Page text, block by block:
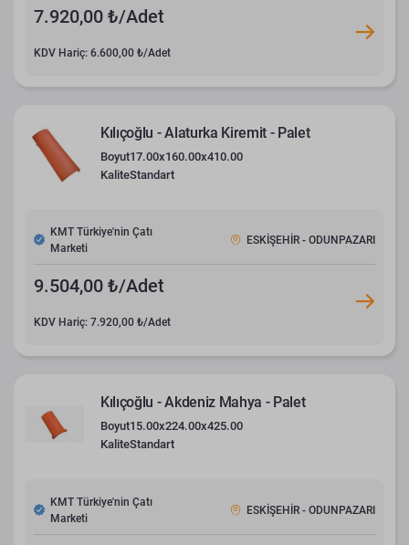
7.920,00 ₺/Adet
KDV Hariç: 6.600,00 ₺/Adet
Kılıçoğlu - Alaturka Kiremit - Palet
Boyut17.00x160.00x410.00
KaliteStandart
KMT Türkiye'nin Çatı
Marketi
ESKİŞEHİR - ODUNPAZARI
9.504,00 ₺/Adet
KDV Hariç: 7.920,00 ₺/Adet
Kılıçoğlu - Akdeniz Mahya - Palet
Boyut15.00x224.00x425.00
KaliteStandart
KMT Türkiye'nin Çatı
Marketi
ESKİŞEHİR - ODUNPAZARI